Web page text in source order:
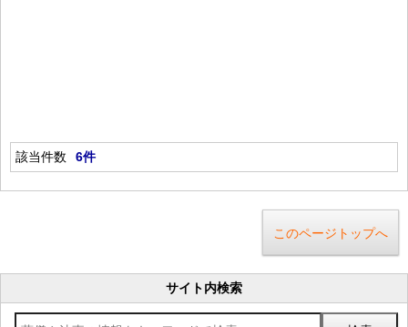
該当件数 6件
このページトップへ
サイト内検索